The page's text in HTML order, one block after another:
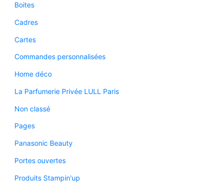
Boites
Cadres
Cartes
Commandes personnalisées
Home déco
La Parfumerie Privée LULL Paris
Non classé
Pages
Panasonic Beauty
Portes ouvertes
Produits Stampin'up